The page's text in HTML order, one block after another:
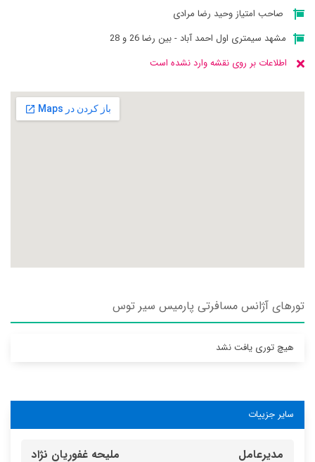
صاحب امتیاز وحید رضا مرادی
مشهد سیمتری اول احمد آباد - بین رضا 26 و 28
اطلاعات بر روی نقشه وارد نشده است
تورهای آژانس مسافرتی پارميس سير توس
هیچ توری یافت نشد
سایر جزییات
مدیرعامل ملیحه غفوریان نژاد